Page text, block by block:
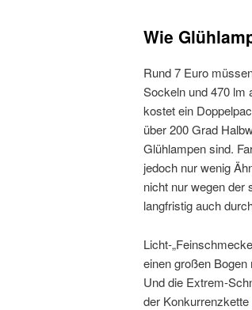
Wie
Rund 7 Euro
Sockeln und 470 lm
kostet ein
über 200 Grad
Glühlampen sind.
jedoch nur wenig
nicht nur wegen der
langfristig auch
Licht-
einen großen
Und die Extrem-
der Konkurrenzkette